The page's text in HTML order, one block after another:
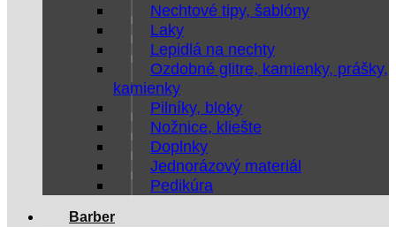
Nechtové tipy, šablóny
Laky
Lepidlá na nechty
Ozdobné glitre, kamienky, prášky,
kamienky
Pilníky, bloky
Nožnice, kliešte
Doplnky
Jednorázový materiál
Pedikúra
Barber